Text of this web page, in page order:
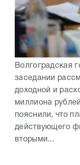
Волгоградская
заседании
доходной и
миллиона
пояснили, что
действующего
вторыми...